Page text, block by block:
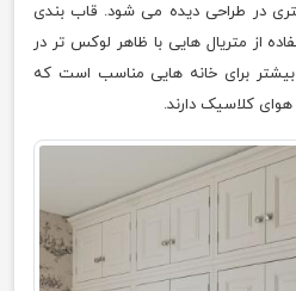
در طراحی دیده می شود. قاب بندی
از متریال هایی با ظاهر لوکس تر در
برای خانه هایی مناسب است که
هوای کلاسیک دارند.